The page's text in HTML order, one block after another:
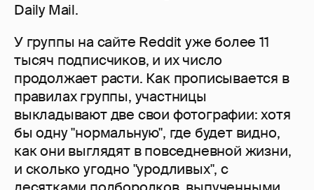
Daily Mail.
У группы на сайте Reddit уже более 11
тысяч подписчиков, и их число
продолжает расти. Как прописывается в
правилах группы, участницы
выкладывают две свои фотографии: хотя
бы одну "нормальную", где будет видно,
как они выглядят в повседневной жизни,
и сколько угодно "уродливых", с